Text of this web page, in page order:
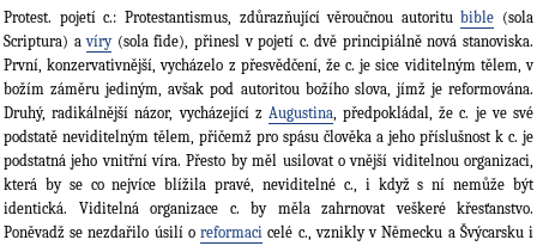
Protest. pojetí c.: Protestantismus, zdůrazňující věroučnou autoritubible (sola
Scriptura) avíry(sola fide), přinesl v pojetí c. dvě principiálně nová stanoviska.
První, konzervativnější, vycházelo z přesvědčení, že c. je sice viditelným tělem, v
božím záměru jediným, avšak pod autoritou božího slova, jímž je reformována.
Druhý, radikálnější názor, vycházející z Augustina, předpokládal, že c. je ve své
podstatě neviditelným tělem, přičemž pro spásu člověka a jeho příslušnost k c. je
podstatná jeho vnitřní víra. Přesto by měl usilovat o vnější viditelnou organizaci,
která by se co nejvíce blížila pravé, neviditelné c., i když s ní nemůže být
identická. Viditelná organizace c. by měla zahrnovat veškeré křesťanstvo.
Poněvadž se nezdařilo úsilí oreformaci celé c., vznikly v Německu a Švýcarsku i